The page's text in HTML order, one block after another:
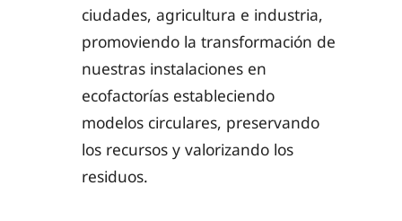
ciudades, agricultura e industria,
promoviendo la transformación de
nuestras instalaciones en
ecofactorías estableciendo
modelos circulares, preservando
los recursos y valorizando los
residuos.